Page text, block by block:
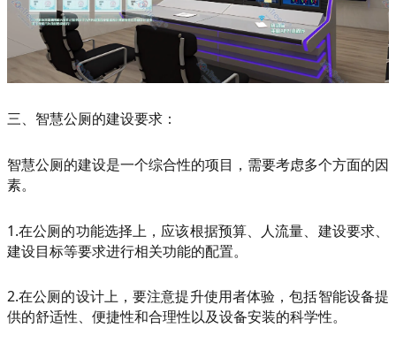
三、智慧公厕的建设要求：
智慧公厕的建设是一个综合性的项目，需要考虑多个方面的因
素。
1.在公厕的功能选择上，应该根据预算、人流量、建设要求、
建设目标等要求进行相关功能的配置。
2.在公厕的设计上，要注意提升使用者体验，包括智能设备提
供的舒适性、便捷性和合理性以及设备安装的科学性。